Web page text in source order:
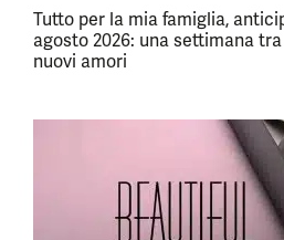
Tutto per la mia famiglia,
agosto 2026: una settimana
nuovi amori